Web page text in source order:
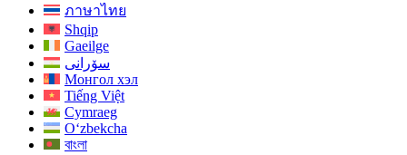
ภาษาไทย
Shqip
Gaeilge
سۆرانی
Монгол хэл
Tiếng Việt
Cymraeg
O‘zbekcha
বাংলা